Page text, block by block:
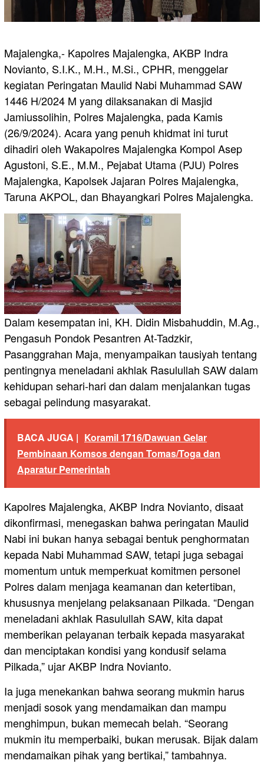
Majalengka,- Kapolres Majalengka, AKBP Indra
Novianto, S.I.K., M.H., M.Si., CPHR, menggelar
kegiatan Peringatan Maulid Nabi Muhammad SAW
1446 H/2024 M yang dilaksanakan di Masjid
Jamiussolihin, Polres Majalengka, pada Kamis
(26/9/2024). Acara yang penuh khidmat ini turut
dihadiri oleh Wakapolres Majalengka Kompol Asep
Agustoni, S.E., M.M., Pejabat Utama (PJU) Polres
Majalengka, Kapolsek Jajaran Polres Majalengka,
Taruna AKPOL, dan Bhayangkari Polres Majalengka.
Dalam kesempatan ini, KH. Didin Misbahuddin, M.Ag.,
Pengasuh Pondok Pesantren At-Tadzkir,
Pasanggrahan Maja, menyampaikan tausiyah tentang
pentingnya meneladani akhlak Rasulullah SAW dalam
kehidupan sehari-hari dan dalam menjalankan tugas
sebagai pelindung masyarakat.
BACA JUGA | Koramil 1716/Dawuan Gelar
Pembinaan Komsos dengan Tomas/Toga dan
Aparatur Pemerintah
Kapolres Majalengka, AKBP Indra Novianto, disaat
dikonfirmasi, menegaskan bahwa peringatan Maulid
Nabi ini bukan hanya sebagai bentuk penghormatan
kepada Nabi Muhammad SAW, tetapi juga sebagai
momentum untuk memperkuat komitmen personel
Polres dalam menjaga keamanan dan ketertiban,
khususnya menjelang pelaksanaan Pilkada. “Dengan
meneladani akhlak Rasulullah SAW, kita dapat
memberikan pelayanan terbaik kepada masyarakat
dan menciptakan kondisi yang kondusif selama
Pilkada,” ujar AKBP Indra Novianto.
Ia juga menekankan bahwa seorang mukmin harus
menjadi sosok yang mendamaikan dan mampu
menghimpun, bukan memecah belah. “Seorang
mukmin itu memperbaiki, bukan merusak. Bijak dalam
mendamaikan pihak yang bertikai,” tambahnya.